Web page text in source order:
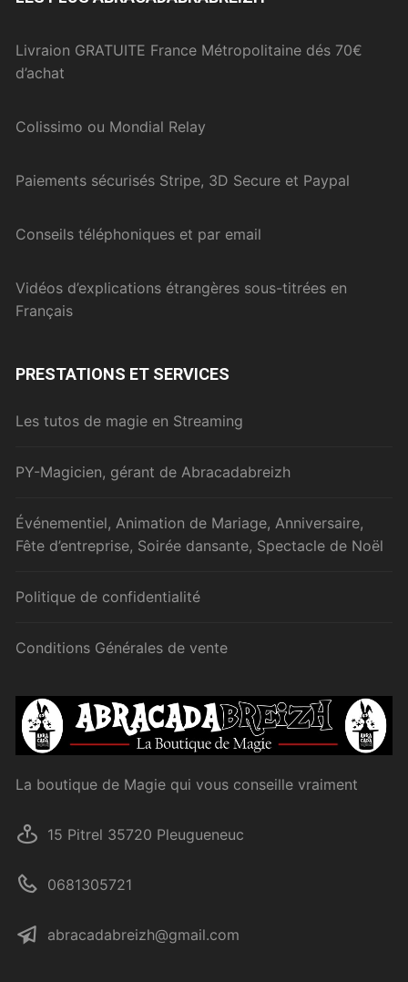
Livraion GRATUITE France Métropolitaine dés 70€
d’achat
Colissimo ou Mondial Relay
Paiements sécurisés Stripe, 3D Secure et Paypal
Conseils téléphoniques et par email
Vidéos d’explications étrangères sous-titrées en
Français
PRESTATIONS ET SERVICES
Les tutos de magie en Streaming
PY-Magicien, gérant de Abracadabreizh
Événementiel, Animation de Mariage, Anniversaire,
Fête d’entreprise, Soirée dansante, Spectacle de Noël
Politique de confidentialité
Conditions Générales de vente
La boutique de Magie qui vous conseille vraiment
15 Pitrel 35720 Pleugueneuc
0681305721
abracadabreizh@gmail.com